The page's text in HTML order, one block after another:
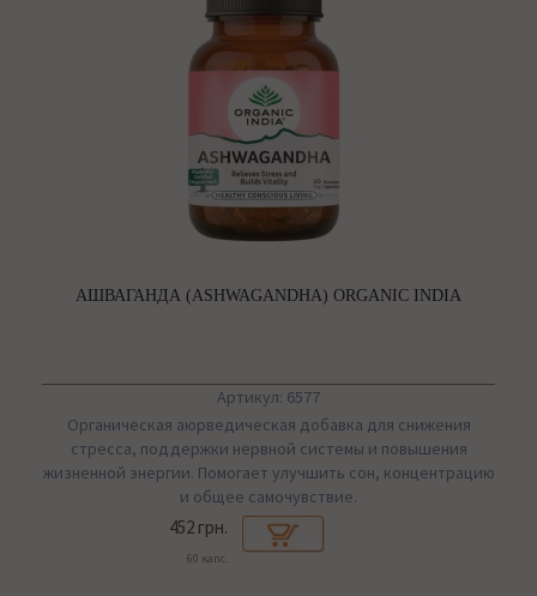
АШВАГАНДА (ASHWAGANDHA) ORGANIC INDIA
Артикул: 6577
Органическая аюрведическая добавка для снижения
стресса, поддержки нервной системы и повышения
жизненной энергии. Помогает улучшить сон, концентрацию
и общее самочувствие.
452 грн.
60 капс.